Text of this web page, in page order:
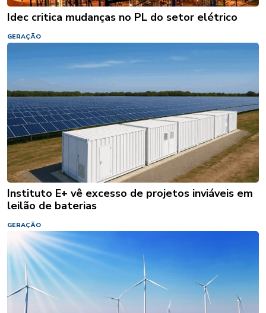
Idec critica mudanças no PL do setor elétrico
GERAÇÃO
Instituto E+ vê excesso de projetos inviáveis em
leilão de baterias
GERAÇÃO